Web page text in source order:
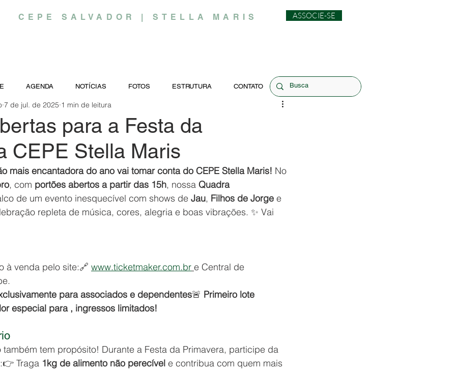
CEPE SALVADOR | STELLA MARIS ASSOCIE-SE
para a Festa da
CEPE Stella Maris
7 de jul. de 2025 1 min de leitura
mais encantadora do ano vai tomar conta do CEPE Stella Maris! No
, com portões abertos a partir das 15h, nossa Quadra
de um evento inesquecível com shows de Jau, Filhos de Jorge e
repleta de música, cores, alegria e boas vibrações. ✨ Vai
à venda pelo site:🔗 www.ticketmaker.com.br e Central de
para associados e dependentes🚨 Primeiro lote
especial para , ingressos limitados!
também tem propósito! Durante a Festa da Primavera, participe da
Traga 1kg de alimento não perecível e contribua com quem mais
AGENDA NOTÍCIAS FOTOS ESTRUTURA CONTATO